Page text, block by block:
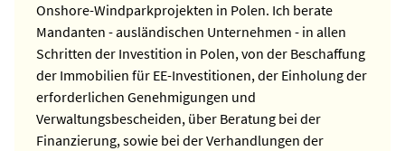
Onshore-Windparkprojekten in Polen. Ich berate
Mandanten - ausländischen Unternehmen - in allen
Schritten der Investition in Polen, von der Beschaffung
der Immobilien für EE-Investitionen, der Einholung der
erforderlichen Genehmigungen und
Verwaltungsbescheiden, über Beratung bei der
Finanzierung, sowie bei der Verhandlungen der